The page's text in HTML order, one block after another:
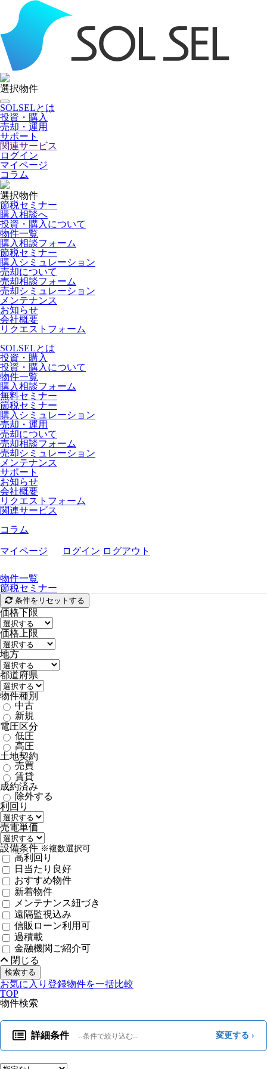
選択物件
SOLSELとは
投資・購入
売却・運用
サポート
関連サービス
ログイン
マイページ
コラム
選択物件
節税セミナー
購入相談へ
投資・購入について
物件一覧
購入相談フォーム
節税セミナー
購入シミュレーション
売却について
売却相談フォーム
売却シミュレーション
メンテナンス
お知らせ
会社概要
リクエストフォーム
SOLSELとは
投資・購入
投資・購入について
物件一覧
購入相談フォーム
無料セミナー
節税セミナー
購入シミュレーション
売却・運用
売却について
売却相談フォーム
売却シミュレーション
メンテナンス
サポート
お知らせ
会社概要
リクエストフォーム
関連サービス
コラム
マイページ ログイン ログアウト
物件一覧
節税セミナー
物
件
を
検
索
条件をリセットする
価格下限
価格上限
地方
都道府県
物件種別
中古
新規
電圧区分
低圧
高圧
土地契約
売買
賃貸
成約済み
除外する
利回り
売電単価
設備条件 ※複数選択可
高利回り
日当たり良好
おすすめ物件
新着物件
メンテナンス紐づき
遠隔監視込み
信販ローン利用可
過積載
金融機関ご紹介可
閉じる
検索する
お気に入り登録物件を一括比較
TOP
物件検索
詳細条件 --条件で絞り込む-- 変更する ›